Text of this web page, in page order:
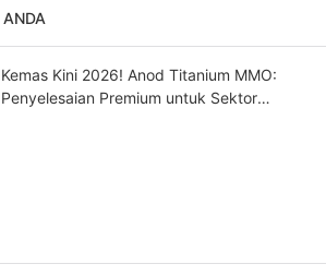
Kemas Kini 2026! Anod Titanium MMO:
Penyelesaian Premium untuk Sektor